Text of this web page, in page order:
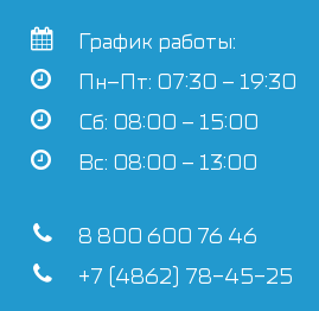
График работы:
Пн–Пт: 07:30 – 19:30
Сб: 08:00 – 15:00
Вс: 08:00 – 13:00
8 800 600 76 46
+7 (4862) 78-45-25